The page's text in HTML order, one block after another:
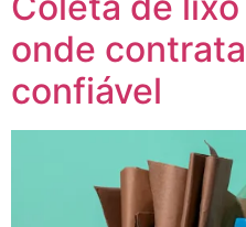
onde
confiável